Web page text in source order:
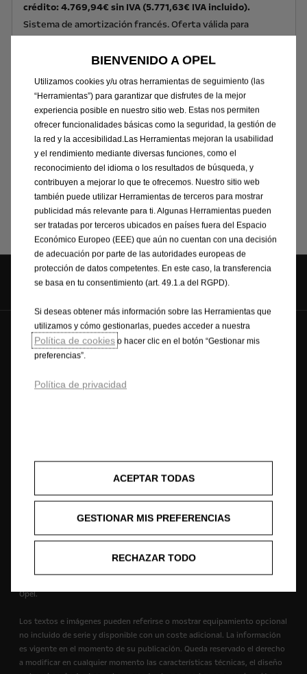
crédito: 4.769,94€ sin IVA (5.771,63€ IVA incluido).
Sistema de amortización francés. Oferta válida para
autónomos que no actúen con un propósito ajeno a su
actividad comercial, empresarial, oficio o profesión, en el
sentido de la vigente normativa sobre consumidores y
usuarios y a Pymes. Consulte condiciones en
www.fiatprofessional.es.Para la formalización del leasing
es necesario abonar al inicio del contrato una fianza de
370,26€ a devolver finalizado el contrato. Precio al
contado sin IVA 24.855,54€ (30.075,20€ IVA incluido).
Vehículo visualizado puede no corresponder con el ofertado.
Síguenos en
© Opel 2025
Marca comercial y copyrights
Política de Privacidad
FAQ
Contacta con nosotros
información contenida en el Sitio sea correcta y esté actualizada. Opel
garantiza la exactitud, exhaustividad y veracidad de los precios de los
vehículos ofertados. La información mostrada puede diferir de las
mostrado puede no estar disponible en algunos países o solo puede
estarlo opcionalmente con un coste adicional. Opel se reserva el derecho
Opel.
Los textos e imágenes pueden referirse o mostrar equipamiento opcional
no incluido de serie y disponible con un coste adicional. La información
es vigente en el momento de su publicación. Queda reservado el derecho
a modificar en cualquier momento las características técnicas, el diseño
BIENVENIDO A OPEL
Utilizamos cookies y/u otras herramientas de seguimiento (las
“Herramientas”) para garantizar que disfrutes de la mejor
experiencia posible en nuestro sitio web. Estas nos permiten
ofrecer funcionalidades básicas como la seguridad, la gestión de
la red y la accesibilidad.Las Herramientas mejoran la usabilidad
y el rendimiento mediante diversas funciones, como el
reconocimiento del idioma o los resultados de búsqueda, y
contribuyen a mejorar lo que te ofrecemos. Nuestro sitio web
también puede utilizar Herramientas de terceros para mostrar
publicidad más relevante para ti. Algunas Herramientas pueden
ser tratadas por terceros ubicados en países fuera del Espacio
Económico Europeo (EEE) que aún no cuentan con una decisión
de adecuación por parte de las autoridades europeas de
protección de datos competentes. En este caso, la transferencia
se basa en tu consentimiento (art. 49.1.a del RGPD).
Si deseas obtener más información sobre las Herramientas que
utilizamos y cómo gestionarlas, puedes acceder a nuestra
Política de cookies o hacer clic en el botón “Gestionar mis
preferencias”.
Política de privacidad
GESTIONAR MIS PREFERENCIAS
ACEPTAR TODAS
RECHAZAR TODO